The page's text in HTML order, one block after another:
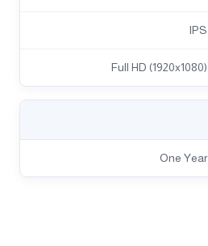
IPS
Full HD (1920x1080)
One Year